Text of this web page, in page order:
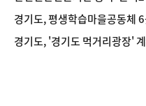
도입
경기도, 평생학습마을공동체
원
경기도, '경기도 먹거리광장'